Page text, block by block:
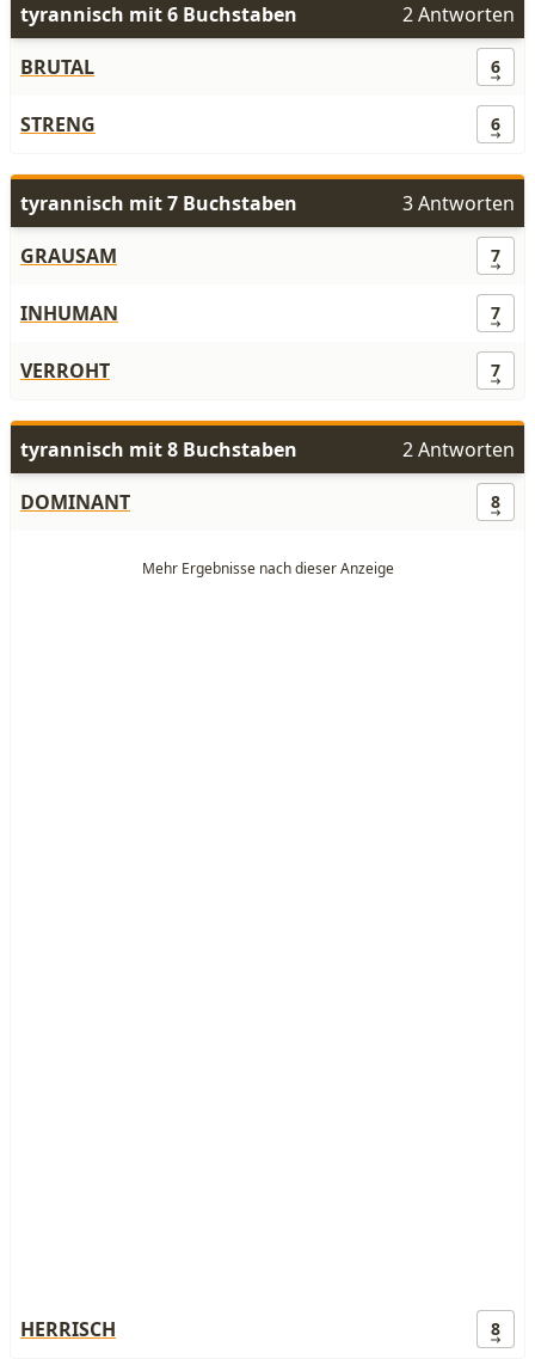
tyrannisch mit 6 Buchstaben
2 Antworten
BRUTAL
6
STRENG 6
tyrannisch mit 7 Buchstaben
3 Antworten
GRAUSAM
7
INHUMAN 7
VERROHT 7
tyrannisch mit 8 Buchstaben
2 Antworten
DOMINANT
8
HERRISCH 8